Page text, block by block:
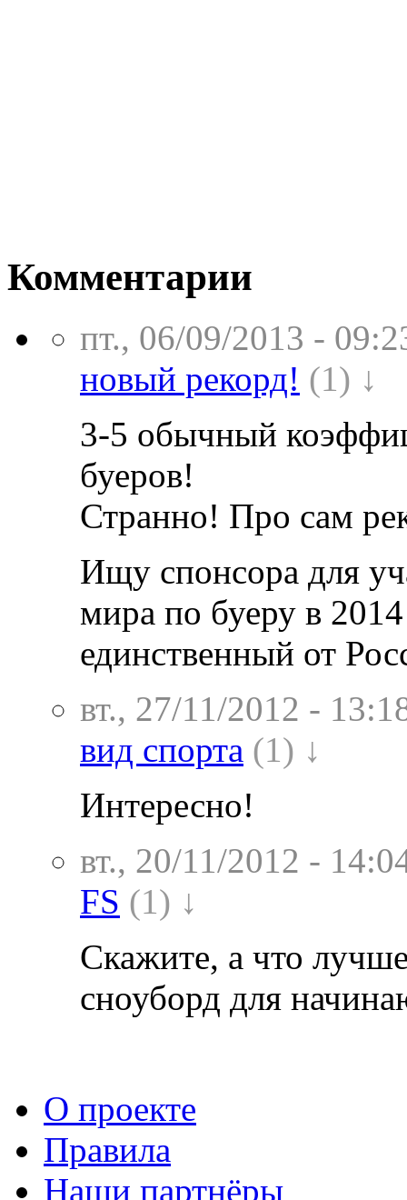
Комментарии
пт., 06/09/2013 -
новый рекорд! (1) ↓
3-5 обычный
буеров!
Странно! Про сам
Ищу спонсора для
мира по буеру в
единственный от
вт., 27/11/2012 -
вид спорта (1) ↓
Интересно!
вт., 20/11/2012 -
FS (1) ↓
Скажите, а что
сноуборд для
О проекте
Правила
Наши партнёры